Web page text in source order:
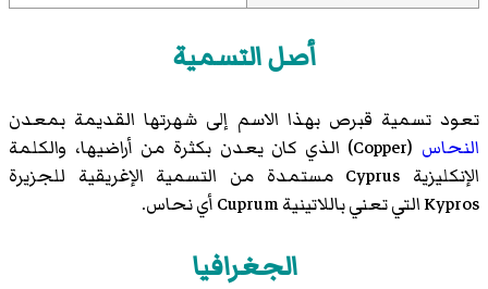
أصل التسمية
تعود تسمية قبرص بهذا الاسم إلى شهرتها القديمة بمعدن
النحاس
(Copper) الذي كان يعدن بكثرة من أراضيها، والكلمة
الإنكليزية Cyprus مستمدة من التسمية الإغريقية للجزيرة
Kypros التي تعني باللاتينية Cuprum أي نحاس.
الجغرافيا